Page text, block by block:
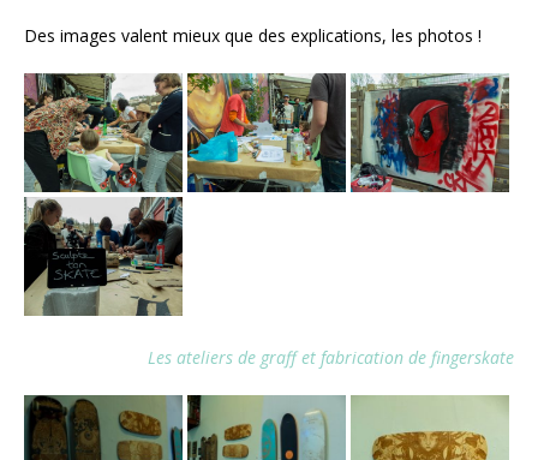
Des images valent mieux que des explications, les photos !
Les ateliers de graff et fabrication de fingerskate